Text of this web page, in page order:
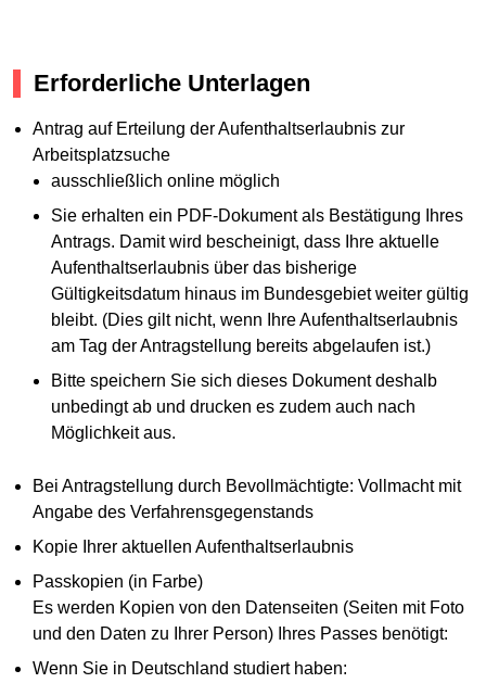
Erforderliche Unterlagen
Antrag auf Erteilung der Aufenthaltserlaubnis zur
Arbeitsplatzsuche
ausschließlich online möglich
Sie erhalten ein PDF-Dokument als Bestätigung Ihres
Antrags. Damit wird bescheinigt, dass Ihre aktuelle
Aufenthaltserlaubnis über das bisherige
Gültigkeitsdatum hinaus im Bundesgebiet weiter gültig
bleibt. (Dies gilt nicht, wenn Ihre Aufenthaltserlaubnis
am Tag der Antragstellung bereits abgelaufen ist.)
Bitte speichern Sie sich dieses Dokument deshalb
unbedingt ab und drucken es zudem auch nach
Möglichkeit aus.
Bei Antragstellung durch Bevollmächtigte: Vollmacht mit
Angabe des Verfahrensgegenstands
Kopie Ihrer aktuellen Aufenthaltserlaubnis
Passkopien (in Farbe)
Es werden Kopien von den Datenseiten (Seiten mit Foto
und den Daten zu Ihrer Person) Ihres Passes benötigt:
Wenn Sie in Deutschland studiert haben: